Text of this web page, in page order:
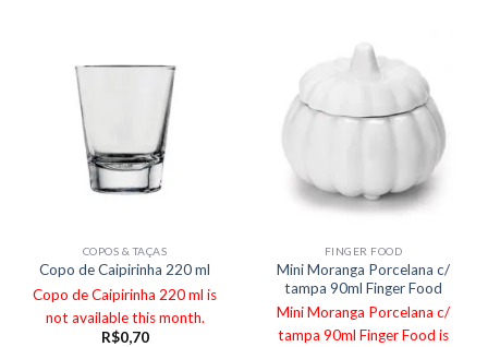
COPOS & TAÇAS
Copo de Caipirinha 220 ml
Copo de Caipirinha 220 ml is
not available this month.
R$0,70
FINGER FOOD
Mini Moranga Porcelana c/
tampa 90ml Finger Food
Mini Moranga Porcelana c/
tampa 90ml Finger Food is